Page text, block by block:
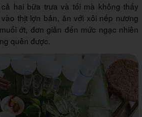
hai bữa trưa và tối mà không thấy
thịt lợn bản, ăn với xôi nếp nương
ớt, đơn giản đến mức ngạc nhiên
quên được.